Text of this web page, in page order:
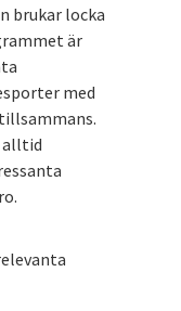
brukar locka
är
med
alltid